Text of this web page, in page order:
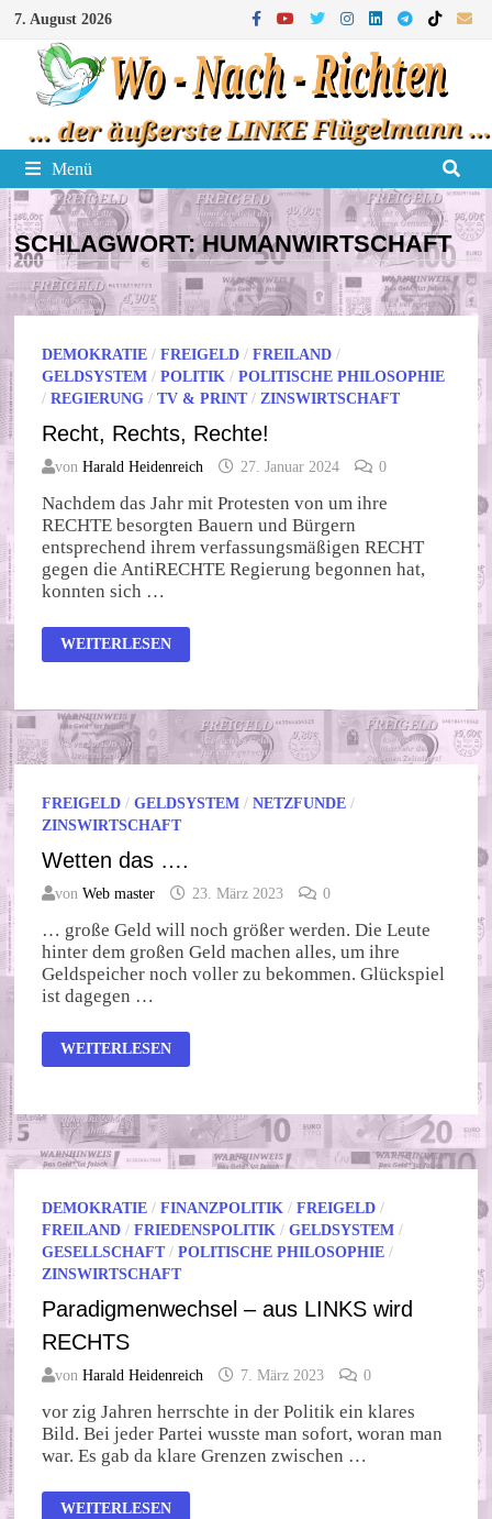
Zum
Inhalt
springen
7. August 2026
Menü
SCHLAGWORT:HUMANWIRTSCHAFT
DEMOKRATIE /FREIGELD /FREILAND /
GELDSYSTEM /POLITIK /POLITISCHE PHILOSOPHIE
/REGIERUNG /TV & PRINT/ZINSWIRTSCHAFT
Recht, Rechts, Rechte!
vonHarald Heidenreich 27. Januar 2024 0
Nachdem das Jahr mit Protesten von um ihre
RECHTE besorgten Bauern und Bürgern
entsprechend ihrem verfassungsmäßigen RECHT
gegen die AntiRECHTE Regierung begonnen hat,
konnten sich …
RECHT,
RECHTS,
WEITERLESEN
FREIGELD /GELDSYSTEM /NETZFUNDE /
ZINSWIRTSCHAFT
Wetten das ….
vonWeb master 23. März 2023 0
… große Geld will noch größer werden. Die Leute
hinter dem großen Geld machen alles, um ihre
Geldspeicher noch voller zu bekommen. Glückspiel
ist dagegen …
WETTEN
DAS
WEITERLESEN
DEMOKRATIE /FINANZPOLITIK /FREIGELD /
FREILAND /FRIEDENSPOLITIK /GELDSYSTEM /
GESELLSCHAFT/POLITISCHE PHILOSOPHIE /
ZINSWIRTSCHAFT
Paradigmenwechsel – aus LINKS wird
RECHTS
vonHarald Heidenreich 7. März 2023 0
vor zig Jahren herrschte in der Politik ein klares
Bild. Bei jeder Partei wusste man sofort, woran man
war. Es gab da klare Grenzen zwischen …
PARADIGMENWECHSEL
WEITERLESEN